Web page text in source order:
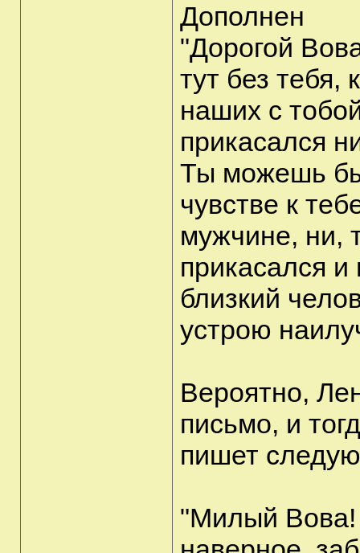
Дополнен
"Дорогой
тут без тебя,
наших с
прикасался
Ты можешь
чувстве к
мужчине, ни,
прикасался
близкий
устрою
Вероятно,
письмо, и
пишет
"Милый Вова!